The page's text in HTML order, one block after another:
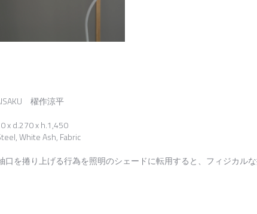
櫂作涼平
x d.270 x h.1,450
White Ash, Fabric
口を捲り上げる行為を照明のシェードに転用すると、フィジカル